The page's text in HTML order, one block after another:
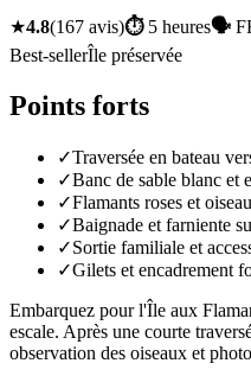
★4.8(167 avis)⏱ 5 heures🗣
Best-sellerÎle préservée
Points forts
✓Traversée en bateau
✓Banc de sable blanc et
✓Flamants roses et
✓Baignade et farniente
✓Sortie familiale et
✓Gilets et encadrement
Embarquez pour l'Île aux
escale. Après une courte
observation des oiseaux et